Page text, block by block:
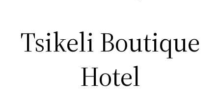
Tsikeli Boutique
Hotel